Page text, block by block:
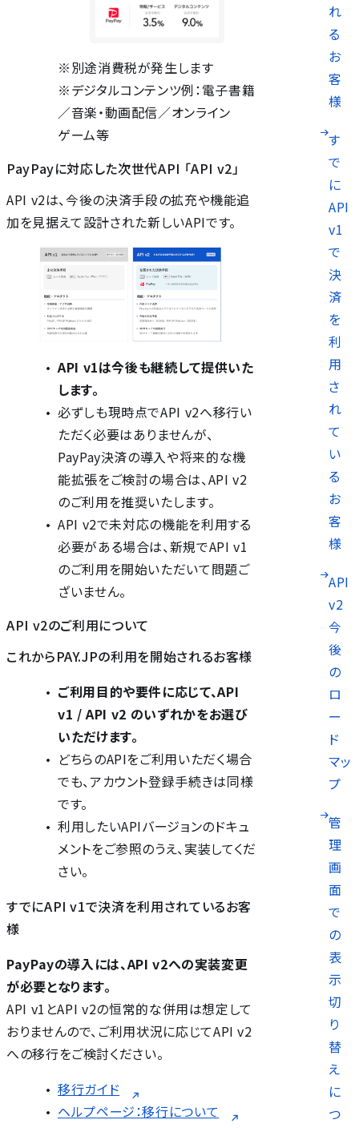
れ
る
お
客
様
す
で
に
API
v1
で
決
済
を
利
用
さ
れ
て
い
る
お
客
様
API
v2
今
後
の
ロ
ー
ド
マッ
プ
管
理
画
面
で
の
表
示
切
り
替
え
に
つ
※別途消費税が発生します
※デジタルコンテンツ例：電子書籍
／音楽・動画配信／オンライン
ゲーム等
PayPayに対応した次世代API 「API v2」
API v2は、今後の決済手段の拡充や機能追
加を見据えて設計された新しいAPIです。
API v1は今後も継続して提供いた
します。
必ずしも現時点でAPI v2へ移行い
ただく必要はありませんが、
PayPay決済の導入や将来的な機
能拡張をご検討の場合は、API v2
のご利用を推奨いたします。
API v2で未対応の機能を利用する
必要がある場合は、新規でAPI v1
のご利用を開始いただいて問題ご
ざいません。
API v2のご利用について
これからPAY.JPの利用を開始されるお客様
ご利用目的や要件に応じて、API
v1 / API v2 のいずれかをお選び
いただけます。
どちらのAPIをご利用いただく場合
でも、アカウント登録手続きは同様
です。
利用したいAPIバージョンのドキュ
メントをご参照のうえ、実装してくだ
さい。
すでにAPI v1で決済を利用されているお客
様
PayPayの導入には、API v2への実装変更
が必要となります。
API v1とAPI v2の恒常的な併用は想定して
おりませんので、ご利用状況に応じてAPI v2
への移行をご検討ください。
移行ガイド
ヘルプページ：移行について